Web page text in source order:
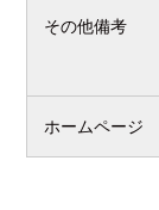
その他備考
ホームページ